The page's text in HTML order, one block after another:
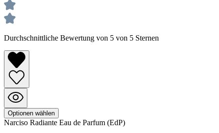
Durchschnittliche Bewertung von 5 von 5 Sternen
Optionen wählen
Narciso Radiante Eau de Parfum (EdP)